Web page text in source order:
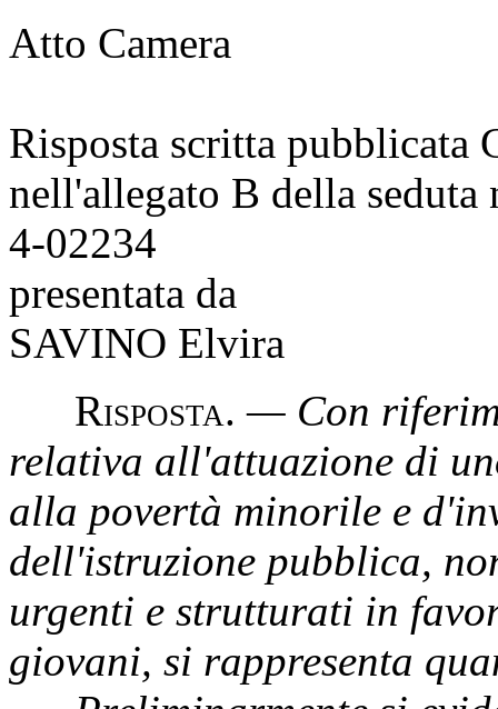
Atto Camera
Risposta scritta pubblicata
nell'allegato B della seduta
4-02234
presentata da
SAVINO Elvira
Risposta.— Con
relativa all'attuazione di
alla povertà minorile e
dell'istruzione pubblica,
urgenti e strutturati in
giovani, si rappresenta